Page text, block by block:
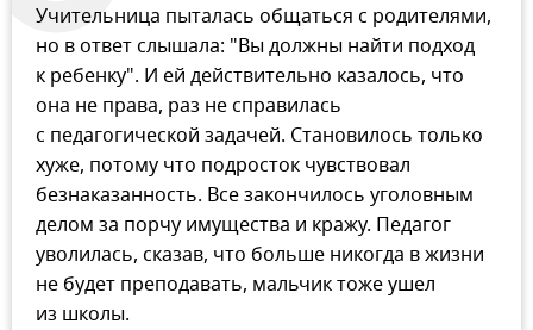
Учительница пыталась общаться с родителями,
но в ответ слышала: "Вы должны найти подход
к ребенку". И ей действительно казалось, что
она не права, раз не справилась
с педагогической задачей. Становилось только
хуже, потому что подросток чувствовал
безнаказанность. Все закончилось уголовным
делом за порчу имущества и кражу. Педагог
уволилась, сказав, что больше никогда в жизни
не будет преподавать, мальчик тоже ушел
из школы.